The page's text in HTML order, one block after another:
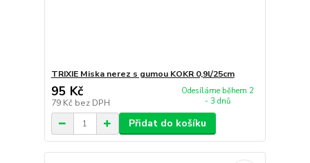
TRIXIE Miska nerez s gumou KOKR 0,9l/25cm
95 Kč
79 Kč bez DPH
Odesíláme během 2
- 3 dnů
Přidat do košíku